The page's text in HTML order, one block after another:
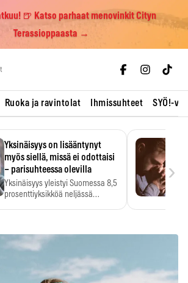
🍺 Katso parhaat menovinkit Cityn
Terassioppaasta →
Ruoka ja ravintolat Ihmissuhteet SYÖ!-
Yksinäisyys on lisääntynyt
myös siellä, missä ei odottaisi
– parisuhteessa olevilla
Yksinäisyys yleistyi Suomessa 8,5
prosenttiyksikköä neljässä
›